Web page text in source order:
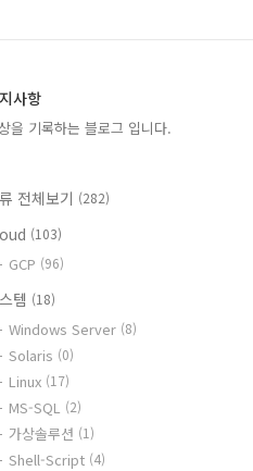
사항
을 기록하는 블로그 입니다.
전체보기 (282)
(103)
GCP (96)
템 (18)
Windows Server (8)
Solaris (0)
Linux (17)
MS-SQL (2)
가상솔루션 (1)
Shell-Script (4)